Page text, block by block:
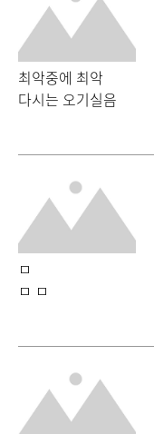
최악중에 최악
다시는 오기실음
ㅁ
ㅁ ㅁ